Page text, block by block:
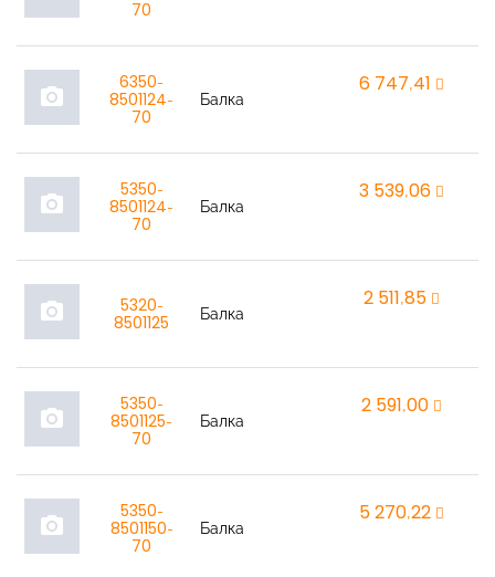
70
photo_camera
6350-
8501124-
70
Балка
6 747,41
photo_camera
5350-
8501124-
70
Балка
3 539,06
photo_camera
5320-
8501125
Балка
2 511,85
photo_camera
5350-
8501125-
70
Балка
2 591,00
photo_camera
5350-
8501150-
70
Балка
5 270,22